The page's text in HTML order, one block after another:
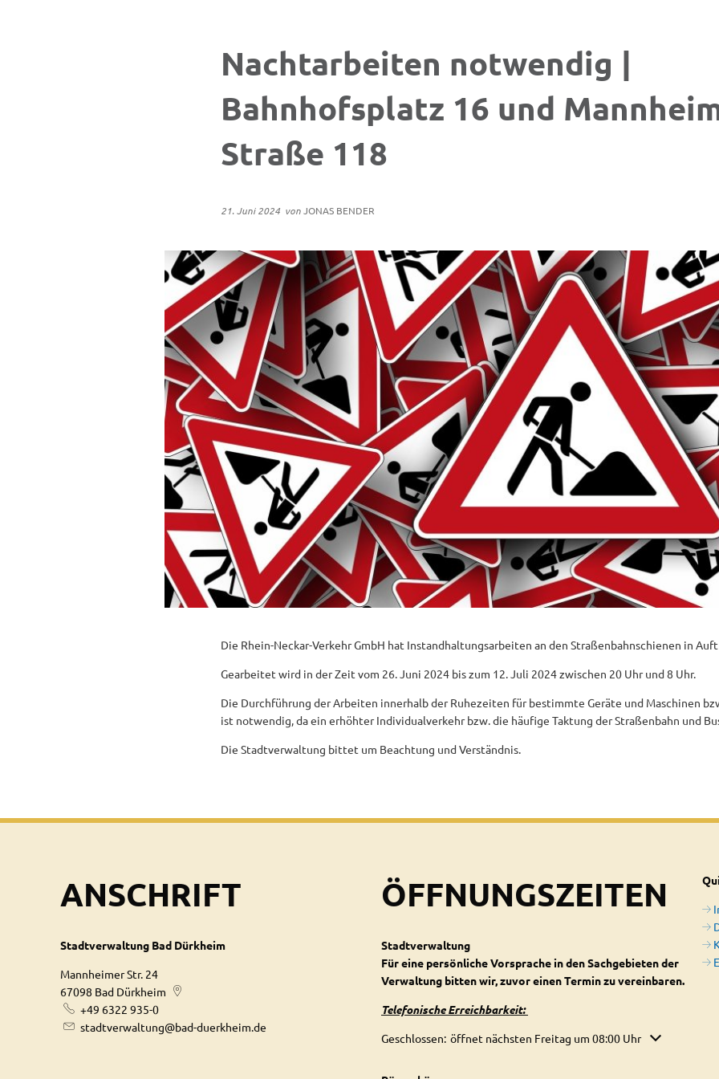
Nachtarbeiten notwendig |
Bahnhofsplatz 16 und
Straße 118
21. Juni 2024 vonJONAS BENDER
Die Rhein-Neckar-Verkehr GmbH hat Instandhaltungsarbeiten an den Straßenbahnschienen in
Gearbeitet wird in der Zeit vom 26. Juni 2024 bis zum 12. Juli 2024 zwischen 20 Uhr und 8 Uhr.
Die Durchführung der Arbeiten innerhalb der Ruhezeiten für bestimmte Geräte und Maschinen
ist notwendig, da ein erhöhter Individualverkehr bzw. die häufige Taktung der Straßenbahn und
Die Stadtverwaltung bittet um Beachtung und Verständnis.
ANSCHRIFT
Stadtverwaltung Bad Dürkheim
Mannheimer Str. 24
67098 Bad Dürkheim
+49 6322 935-0
stadtverwaltung@bad-duerkheim.de
ÖFFNUNGSZEITEN
Stadtverwaltung
Für eine persönliche Vorsprache in den Sachgebieten der
Verwaltung bitten wir, zuvor einen Termin zu vereinbaren.
Telefonische Erreichbarkeit:
Klicken, um weitere Öffnungs- oder Schließzeiten auszublenden
Geschlossen: öffnet nächsten Freitag um 08:00 Uhr